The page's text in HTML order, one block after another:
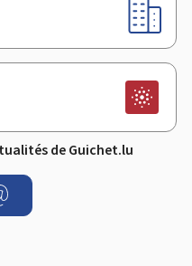
de Guichet.lu